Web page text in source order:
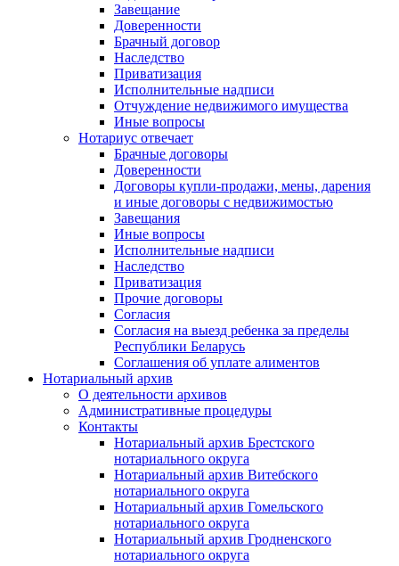
Завещание
Доверенности
Брачный договор
Наследство
Приватизация
Исполнительные надписи
Отчуждение недвижимого имущества
Иные вопросы
Нотариус отвечает
Брачные договоры
Доверенности
Договоры купли-продажи, мены, дарения
и иные договоры с недвижимостью
Завещания
Иные вопросы
Исполнительные надписи
Наследство
Приватизация
Прочие договоры
Согласия
Согласия на выезд ребенка за пределы
Республики Беларусь
Соглашения об уплате алиментов
Нотариальный архив
О деятельности архивов
Административные процедуры
Контакты
Нотариальный архив Брестского
нотариального округа
Нотариальный архив Витебского
нотариального округа
Нотариальный архив Гомельского
нотариального округа
Нотариальный архив Гродненского
нотариального округа